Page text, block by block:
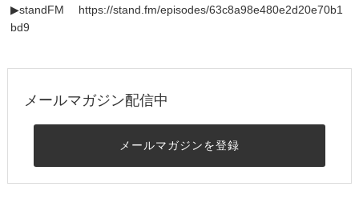
▶standFM https://stand.fm/episodes/63c8a98e480e2d20e70b1
bd9
メールマガジン配信中
メールマガジンを登録